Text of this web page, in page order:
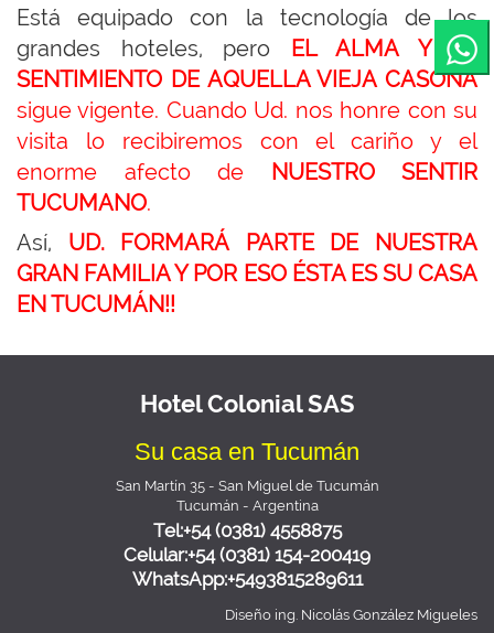
Está equipado con la tecnología de los
grandes hoteles, pero
EL ALMA Y EL
SENTIMIENTO DE AQUELLA VIEJA CASONA
sigue vigente. Cuando Ud. nos honre con su
visita lo recibiremos con el cariño y el
enorme afecto de
NUESTRO SENTIR
TUCUMANO.
Así, UD. FORMARÁ PARTE DE NUESTRA
GRAN FAMILIA Y POR ESO ÉSTA ES SU CASA
EN TUCUMÁN!!
Hotel Colonial SAS
Su casa en Tucumán
San Martín 35 - San Miguel de Tucumán
Tucumán - Argentina
Tel:+54 (0381) 4558875
Celular:+54 (0381) 154-200419
WhatsApp:+5493815289611
Diseño ing. Nicolás González Migueles